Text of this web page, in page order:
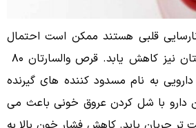
نارسایی قلبی هستند ممکن است احتمال
بسترى شدن در بیمارستان نیز کاهش یابد. قرص والسارتان ۸۰
به نام مسدود کننده های گیرنده
دارو با شل کردن عروق خونى باعث مى